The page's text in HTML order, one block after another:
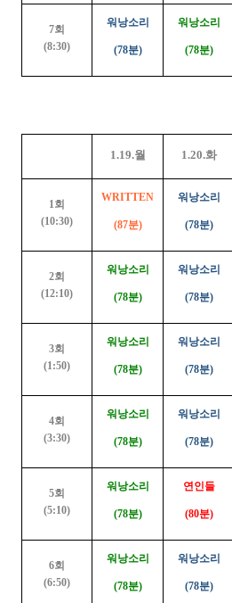
7회
(8:30)
워낭소리
(78분)
워낭소리
(78분)
1.19.월 1.20.화
1회
(10:30)
WRITTEN
(87분)
워낭소리
(78분)
2회
(12:10)
워낭소리
(78분)
워낭소리
(78분)
3회
(1:50)
워낭소리
(78분)
워낭소리
(78분)
4회
(3:30)
워낭소리
(78분)
워낭소리
(78분)
5회
(5:10)
워낭소리
(78분)
연인들
(80분)
6회
(6:50)
워낭소리
(78분)
워낭소리
(78분)